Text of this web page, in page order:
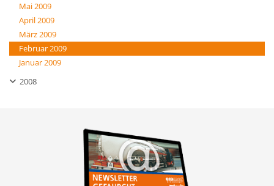
Mai 2009
April 2009
März 2009
Februar 2009
Januar 2009
2008